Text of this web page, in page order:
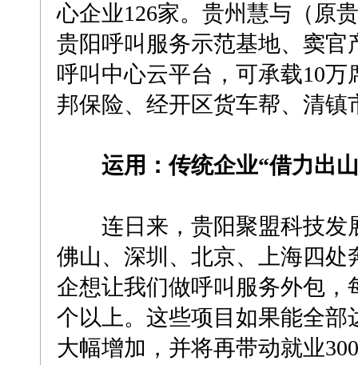
心企业126家。贵州慧与（原
贵阳呼叫服务示范基地、窦
呼叫中心云平台，可承载10
邦保险、经开区货车帮、清
运用：传统企业“借力出
连日来，贵阳聚盟科技发
佛山、深圳、北京、上海四处
企想让我们做呼叫服务外包，
个以上。这些项目如果能全
大幅增加，并将再带动就业